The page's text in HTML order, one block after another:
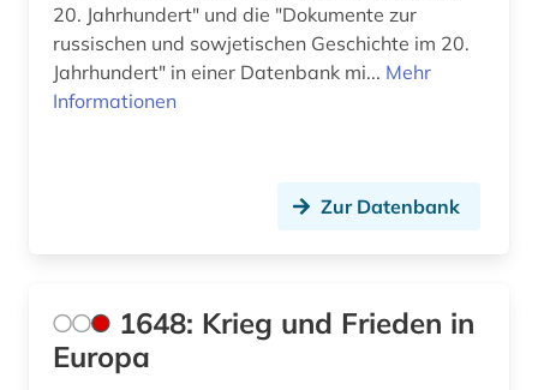
arbeiterklasse (1)
arbeitsbeziehungen (1)
archival documents (1)
20. Jahrhundert" und die "Dokumente zur
russischen und sowjetischen Geschichte im 20.
Jahrhundert" in einer Datenbank mi... Mehr
Informationen
Zur Datenbank
1648: Krieg und Frieden in
Europa